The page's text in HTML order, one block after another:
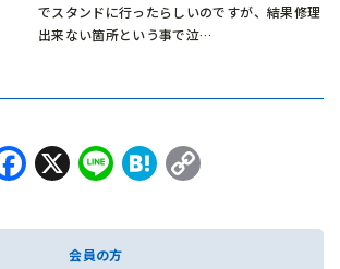
でスタンドに行ったらしいのですが、結果修理
出来ない箇所という事で泣…
Facebook
X LineHatena
会員の方